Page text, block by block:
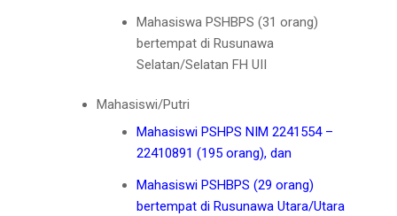
Mahasiswa PSHBPS (31 orang)
bertempat di Rusunawa
Selatan/Selatan FH UII
Mahasiswi/Putri
Mahasiswi PSHPS NIM 2241554 –
22410891 (195 orang), dan
Mahasiswi PSHBPS (29 orang)
bertempat di Rusunawa Utara/Utara